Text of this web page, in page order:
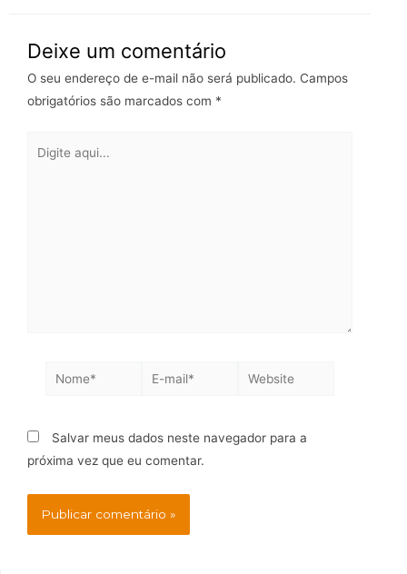
Deixe um comentário
O seu endereço de e-mail não será publicado. Campos
obrigatórios são marcados com *
Salvar meus dados neste navegador para a
próxima vez que eu comentar.